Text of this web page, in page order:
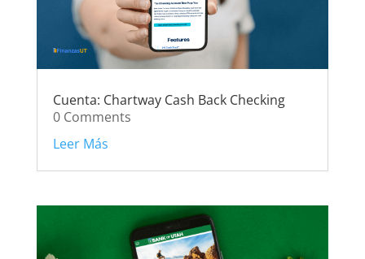
Cuenta: Chartway Cash Back Checking
0 Comments
Leer Más